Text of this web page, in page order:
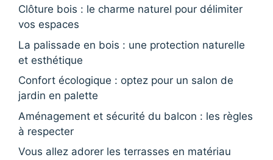
Clôture bois : le charme naturel pour délimiter
vos espaces
La palissade en bois : une protection naturelle
et esthétique
Confort écologique : optez pour un salon de
jardin en palette
Aménagement et sécurité du balcon : les règles
à respecter
Vous allez adorer les terrasses en matériau